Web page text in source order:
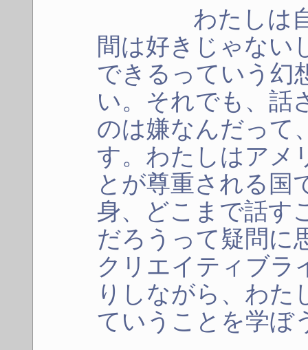
わたしは自分
間は好きじゃない
できるっていう幻
い。それでも、話
のは嫌なんだって
す。わたしはアメ
とが尊重される国
身、どこまで話す
だろうって疑問に
クリエイティブラ
りしながら、わた
ていうことを学ぼ